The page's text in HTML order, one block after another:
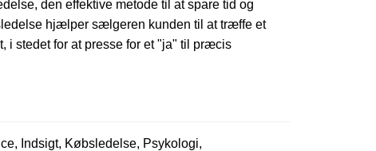
den effektive metode til at spare tid og
hjælper sælgeren kunden til at træffe et
i stedet for at presse for et "ja" til præcis
Indsigt, Købsledelse, Psykologi,